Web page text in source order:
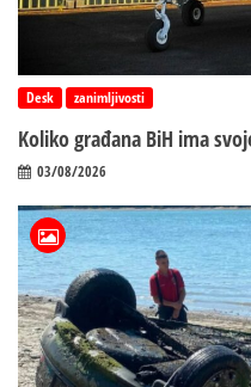
Desk zanimljivosti
Koliko građana BiH ima
03/08/2026